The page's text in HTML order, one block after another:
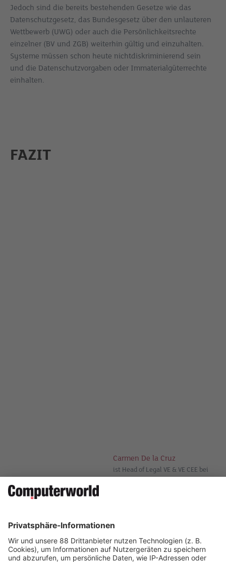
Jedoch sind die bereits bestehenden Gesetze wie das
Datenschutzgesetz, das Bundesgesetz über den unlauteren
Wettbewerb (UWG) oder auch die Persönlichkeitsrechte
einzelner (BV und ZGB) weiterhin gültig und einzuhalten.
Systeme müssen schon heute nichtdiskriminierend sein
und die Datenschutzvorgaben oder Immaterialgüterrechte
einhalten.
FAZIT
Carmen De la Cruz
ist Head of Legal VE & VE CEE bei